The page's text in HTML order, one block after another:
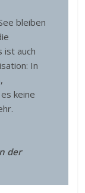
bleiben
ist auch
In
keine
der